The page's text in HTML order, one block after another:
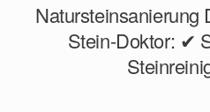
Natursteinsanierung
Stein-Doktor: ✔